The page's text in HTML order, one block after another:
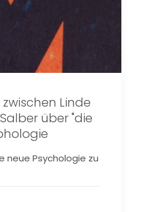
Linde
über "die
neue Psychologie zu